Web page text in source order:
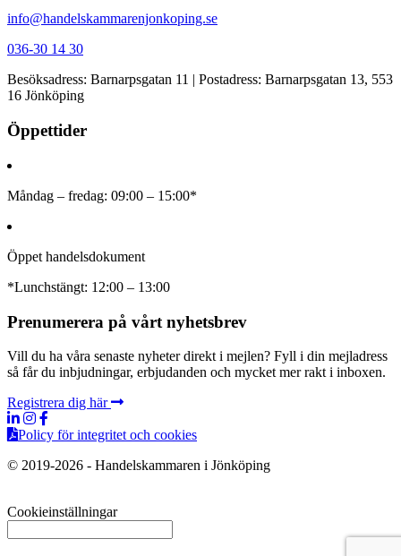
info@handelskammarenjonkoping.se
036-30 14 30
Besöksadress: Barnarpsgatan 11 | Postadress: Barnarpsgatan 13, 553
16 Jönköping
Öppettider
Måndag – fredag: 09:00 – 15:00*
Öppet handelsdokument
*Lunchstängt: 12:00 – 13:00
Prenumerera på vårt nyhetsbrev
Vill du ha våra senaste nyheter direkt i mejlen? Fyll i din mejladress
så får du inbjudningar, erbjudanden och mycket mer rakt i inboxen.
Registrera dig här
Policy för integritet och cookies
© 2019-2026 - Handelskammaren i Jönköping
Cookieinställningar